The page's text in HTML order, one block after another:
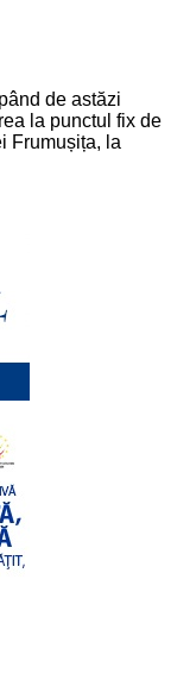
de astăzi
la punctul fix de
Frumușița, la